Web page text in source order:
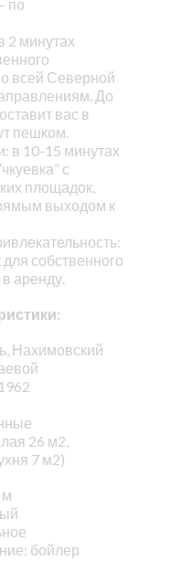
по
2 минутах
всей Северной
До
вас в
пешком.
в 10-15 минутах
с
площадок,
выходом к
собственного
аренду.
Нахимовский
26 м2,
7 м2)
м
бойлер